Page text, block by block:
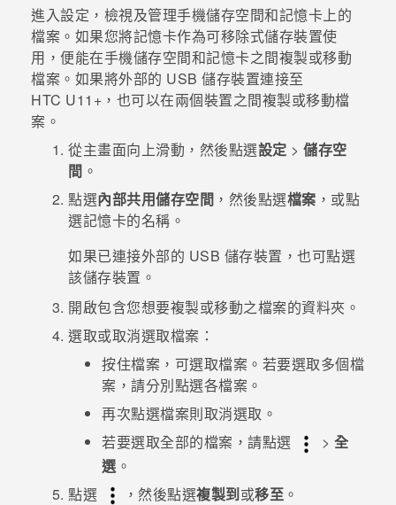
優惠專區
焦點訊息
校園專案
企業採購
銷售門市
銷售通路
支援服務
VIVELAND
進入設定，檢視及管理手機儲存空間和記憶卡上的
檔案。如果您將記憶卡作為可移除式儲存裝置使
用，便能在手機儲存空間和記憶卡之間複製或移動
檔案。 如果將外部的 USB 儲存裝置連接至
HTC U11‍+ ，也可以在兩個裝置之間複製或移動檔
案。
從主畫面向上滑動，然後點選設定 > 儲存空
間 。
點選內部共用儲存空間 ，然後點選檔案 ，或點
選記憶卡的名稱。
如果已連接外部的 USB 儲存裝置，也可點選
該儲存裝置。
開啟包含您想要複製或移動之檔案的資料夾。
選取或取消選取檔案：
按住檔案，可選取檔案。若要選取多個檔
案，請分別點選各檔案。
再次點選檔案則取消選取。
若要選取全部的檔案，請點選
> 全
選 。
點選
，然後點選複製到或移至 。